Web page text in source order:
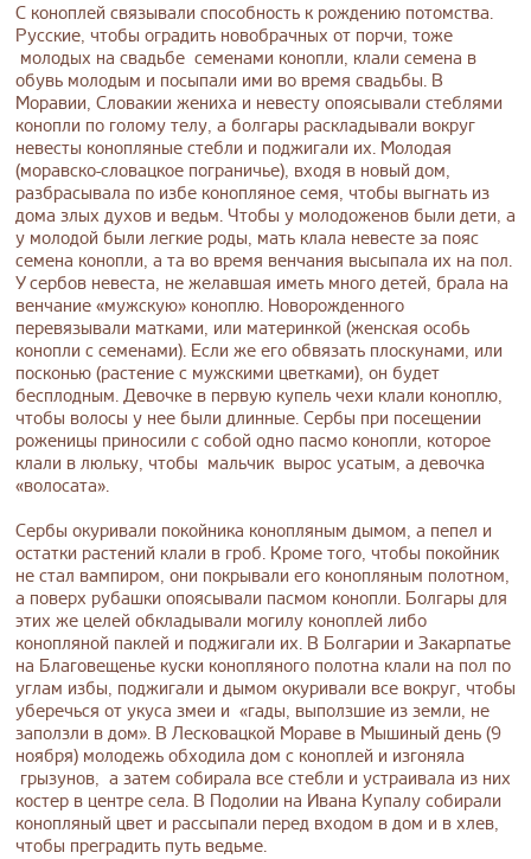
С коноплей связывали способность к рождению потомства.
Русские, чтобы оградить новобрачных от порчи, тоже
молодых на свадьбе семенами конопли, клали семена в
обувь молодым и посыпали ими во время свадьбы. В
Моравии, Словакии жениха и невесту опоясывали стеблями
конопли по голому телу, а болгары раскладывали вокруг
невесты конопляные стебли и поджигали их. Молодая
(моравско-словацкое пограничье), входя в новый дом,
разбрасывала по избе конопляное семя, чтобы выгнать из
дома злых духов и ведьм. Чтобы у молодоженов были дети, а
у молодой были легкие роды, мать клала невесте за пояс
семена конопли, а та во время венчания высыпала их на пол.
У сербов невеста, не желавшая иметь много детей, брала на
венчание «мужскую» коноплю. Новорожденного
перевязывали матками, или материнкой (женская особь
конопли с семенами). Если же его обвязать плоскунами, или
посконью (растение с мужскими цветками), он будет
бесплодным. Девочке в первую купель чехи клали коноплю,
чтобы волосы у нее были длинные. Сербы при посещении
роженицы приносили с собой одно пасмо конопли, которое
клали в люльку, чтобы мальчик вырос усатым, а девочка
«волосата».
Сербы окуривали покойника конопляным дымом, а пепел и
остатки растений клали в гроб. Кроме того, чтобы покойник
не стал вампиром, они покрывали его конопляным полотном,
а поверх рубашки опоясывали пасмом конопли. Болгары для
этих же целей обкладывали могилу коноплей либо
конопляной паклей и поджигали их. В Болгарии и Закарпатье
на Благовещенье куски конопляного полотна клали на пол по
углам избы, поджигали и дымом окуривали все вокруг, чтобы
уберечься от укуса змеи и «гады, выползшие из земли, не
заползли в дом». В Лесковацкой Мораве в Мышиный день (9
ноября) молодежь обходила дом с коноплей и изгоняла
грызунов, а затем собирала все стебли и устраивала из них
костер в центре села. В Подолии на Ивана Купалу собирали
конопляный цвет и рассыпали перед входом в дом и в хлев,
чтобы преградить путь ведьме.